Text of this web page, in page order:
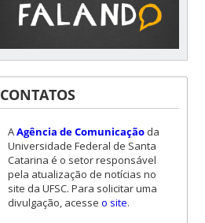
CONTATOS
AAgência de Comunicaçãoda
Universidade Federal de Santa
Catarina é o setor responsável
pela atualização de notícias no
site da UFSC. Para solicitar uma
divulgação, acesse o site.